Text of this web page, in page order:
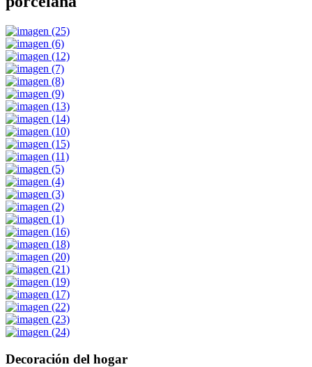
Decoración del hogar